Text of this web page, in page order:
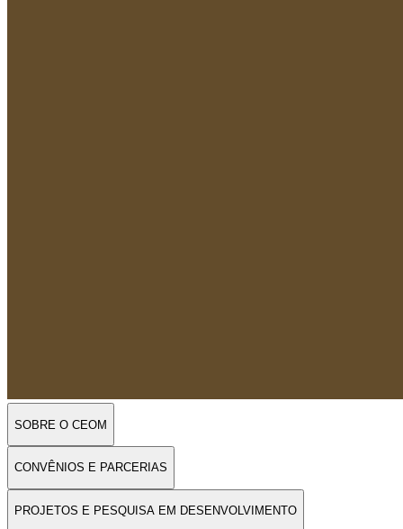
SOBRE O CEOM
CONVÊNIOS E PARCERIAS
PROJETOS E PESQUISA EM DESENVOLVIMENTO